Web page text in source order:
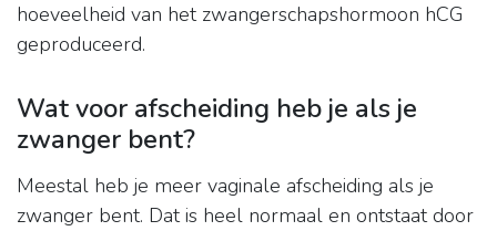
hoeveelheid van het zwangerschapshormoon hCG
geproduceerd.
Wat voor afscheiding heb je als je
zwanger bent?
Meestal heb je meer vaginale afscheiding als je
zwanger bent. Dat is heel normaal en ontstaat door